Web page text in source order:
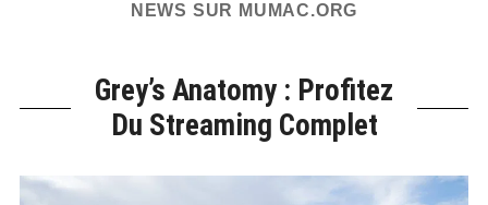
NEWS SUR MUMAC.ORG
Grey’s Anatomy : Profitez
Du Streaming Complet